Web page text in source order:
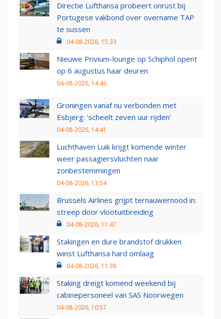
Directie Lufthansa probeert onrust bij
Portugese vakbond over overname TAP
te sussen
04-08-2026, 15:33
Nieuwe Privium-lounge op Schiphol opent
op 6 augustus haar deuren
04-08-2026, 14:46
Groningen vanaf nu verbonden met
Esbjerg: 'scheelt zeven uur rijden'
04-08-2026, 14:41
Luchthaven Luik krijgt komende winter
weer passagiersvluchten naar
zonbestemmingen
04-08-2026, 13:54
Brussels Airlines grijpt ternauwernood in:
streep door vlootuitbreiding
04-08-2026, 11:47
Stakingen en dure brandstof drukken
winst Lufthansa hard omlaag
04-08-2026, 11:38
Staking dreigt komend weekend bij
cabinepersoneel van SAS Noorwegen
04-08-2026, 10:57